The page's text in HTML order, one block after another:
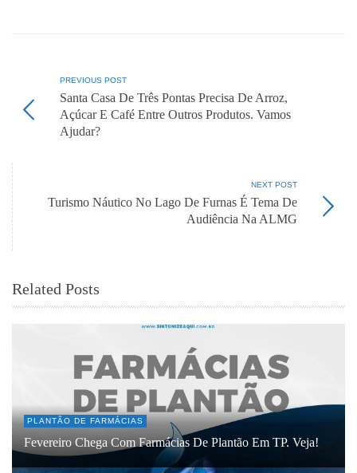
PREVIOUS POST
Santa Casa De Três Pontas Precisa De Arroz,
Açúcar E Café Entre Outros Produtos. Vamos
Ajudar?
NEXT POST
Turismo Náutico No Lago De Furnas É Tema De
Audiência Na ALMG
Related Posts
PLANTÃO DE FARMÁCIAS
Fevereiro Chega Com Farmácias De Plantão Em TP. Veja!